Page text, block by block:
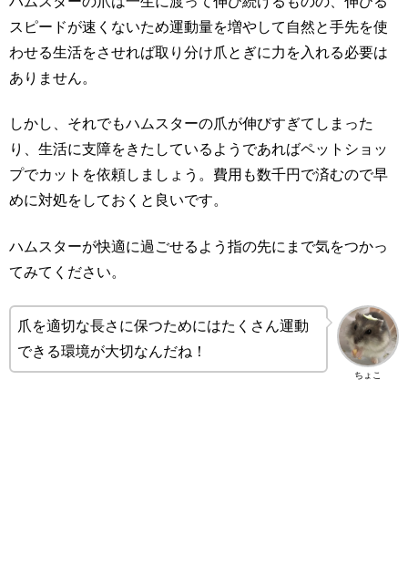
スピードが速くないため運動量を増やして自然と手先を使
わせる生活をさせれば取り分け爪とぎに力を入れる必要は
ありません。
しかし、それでもハムスターの爪が伸びすぎてしまった
り、生活に支障をきたしているようであればペットショッ
プでカットを依頼しましょう。費用も数千円で済むので早
めに対処をしておくと良いです。
ハムスターが快適に過ごせるよう指の先にまで気をつかっ
てみてください。
ちょこ
爪を適切な長さに保つためにはたくさん運動
できる環境が大切なんだね！